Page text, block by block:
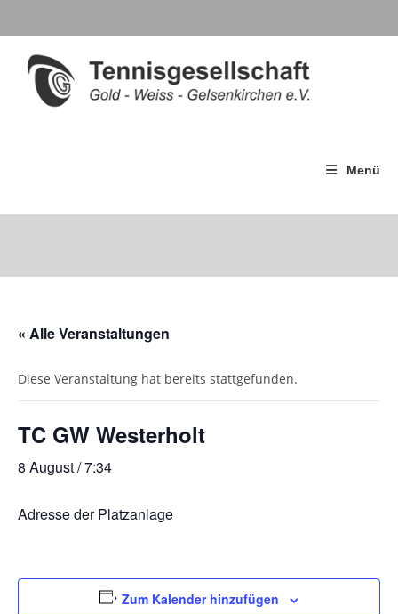
Menü
« Alle Veranstaltungen
Diese Veranstaltung hat bereits stattgefunden.
TC GW Westerholt
8 August / 7:34
Adresse der Platzanlage
Zum Kalender hinzufügen